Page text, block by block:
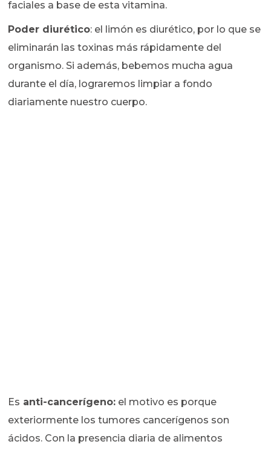
faciales a base de esta vitamina.
Poder diurético: el limón es diurético, por lo que se
eliminarán las toxinas más rápidamente del
organismo. Si además, bebemos mucha agua
durante el día, lograremos limpiar a fondo
diariamente nuestro cuerpo.
Es anti-cancerígeno: el motivo es porque
exteriormente los tumores cancerígenos son
ácidos. Con la presencia diaria de alimentos